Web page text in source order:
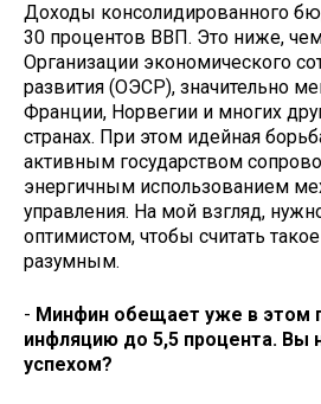
Доходы консолидированного
30 процентов ВВП. Это ниже,
Органи­зации экономического
развития (ОЭСР), значительно
Франции, Норвегии и многих
странах. При этом идейная
активным государством
энергичным использо­ванием
управ­ления. На мой взгляд,
оптимистом, чтобы считать
разумным.
- Минфин обещает уже в этом
инфляцию до 5,5 про­цента. Вы
успехом?